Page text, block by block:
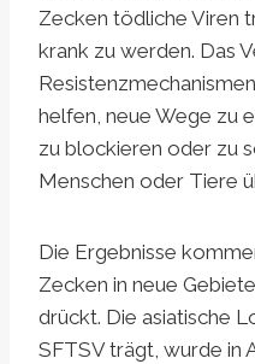
Zecken tödliche Viren
krank zu werden. Das
helfen, neue Wege zu
zu blockieren oder zu
Menschen oder Tiere
Die Ergebnisse
Zecken in neue
drückt. Die asiatische
SFTSV trägt, wurde in